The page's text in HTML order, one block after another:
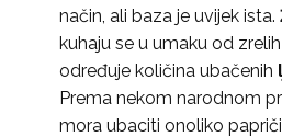
način, ali baza je uvijek ista.
kuhaju se u umaku od
određuje količina ubačenih
Prema nekom narodnom
mora ubaciti onoliko